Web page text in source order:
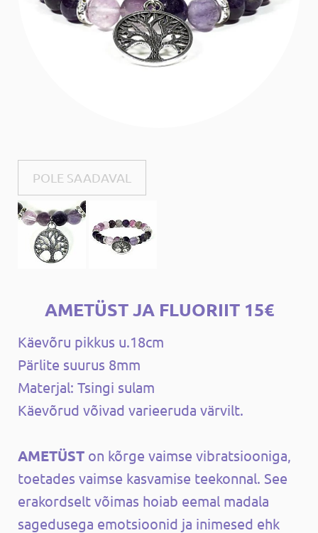
POLE SAADAVAL
AMETÜST JA FLUORIIT 15€
Käevõru pikkus u.18cm
Pärlite suurus 8mm
Materjal: Tsingi sulam
Käevõrud võivad varieeruda värvilt.
AMETÜST on kõrge vaimse vibratsiooniga,
toetades vaimse kasvamise teekonnal. See
erakordselt võimas hoiab eemal madala
sagedusega emotsioonid ja inimesed ehk